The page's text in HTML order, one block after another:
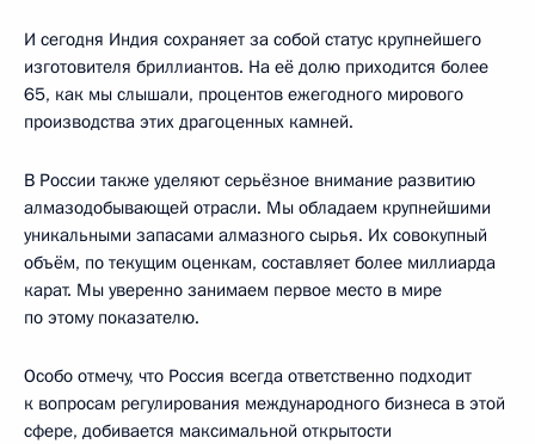
И сегодня Индия сохраняет за собой статус крупнейшего
изготовителя бриллиантов. На её долю приходится более
65, как мы слышали, процентов ежегодного мирового
производства этих драгоценных камней.
В России также уделяют серьёзное внимание развитию
алмазодобывающей отрасли. Мы обладаем крупнейшими
уникальными запасами алмазного сырья. Их совокупный
объём, по текущим оценкам, составляет более миллиарда
карат. Мы уверенно занимаем первое место в мире
по этому показателю.
Особо отмечу, что Россия всегда ответственно подходит
к вопросам регулирования международного бизнеса в этой
сфере, добивается максимальной открытости